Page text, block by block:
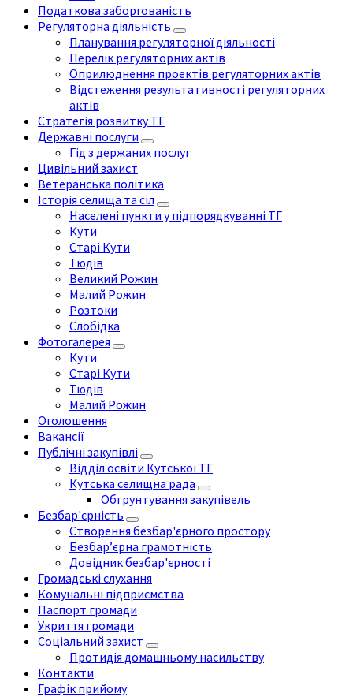
Податкова заборгованість
Регуляторна діяльність
Планування регуляторної діяльності
Перелік регуляторних актів
Оприлюднення проектів регуляторних актів
Відстеження результативності регуляторних
актів
Стратегія розвитку ТГ
Державні послуги
Гід з держаних послуг
Цивільний захист
Ветеранська політика
Історія селища та сіл
Населені пункти у підпорядкуванні ТГ
Кути
Старі Кути
Тюдів
Великий Рожин
Малий Рожин
Розтоки
Слобідка
Фотогалерея
Кути
Старі Кути
Тюдів
Малий Рожин
Оголошення
Вакансії
Публічні закупівлі
Відділ освіти Кутської ТГ
Кутська селищна рада
Обгрунтування закупівель
Безбар'єрність
Створення безбар'єрного простору
Безбар’єрна грамотність
Довідник безбар'єрності
Громадські слухання
Комунальні підприємства
Паспорт громади
Укриття громади
Соціальний захист
Протидія домашньому насильству
Контакти
Графік прийому